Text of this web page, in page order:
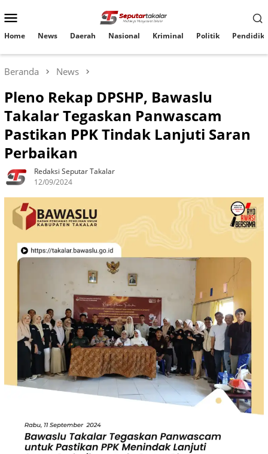
ke
Mobile
Home News Daerah Nasional Kriminal Politik
Beranda News
Pleno Rekap DPSHP, Bawaslu
Takalar Tegaskan Panwascam
Pastikan PPK Tindak Lanjuti Saran
Perbaikan
Redaksi Seputar Takalar
12/09/2024